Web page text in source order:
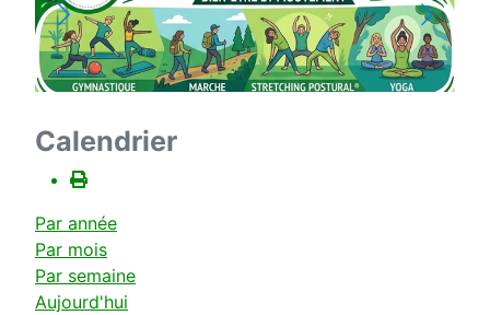
Calendrier
Par année
Par mois
Par semaine
Aujourd'hui